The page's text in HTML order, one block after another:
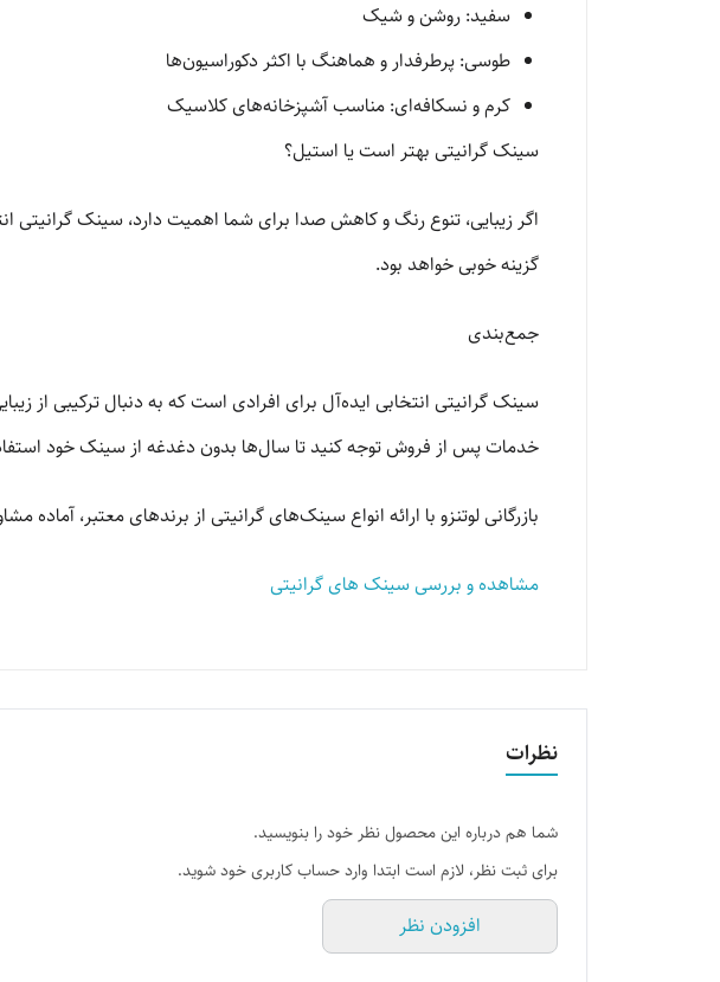
سفید: روشن و شیک
طوسی: پرطرفدار و هماهنگ با اکثر دکوراسیون‌ها
کرم و نسکافه‌ای: مناسب آشپزخانه‌های کلاسیک
سینک گرانیتی بهتر است یا استیل؟
اگر زیبایی، تنوع رنگ و کاهش صدا برای شما اهمیت دارد، سینک
گزینه خوبی خواهد بود.
جمع‌بندی
سینک گرانیتی انتخابی ایده‌آل برای افرادی است که به دنبال ترکیبی از
خدمات پس از فروش توجه کنید تا سال‌ها بدون دغدغه از سینک خود
بازرگانی لوتنزو با ارائه انواع سینک‌های گرانیتی از برندهای معتبر،
مشاهده و بررسی سینک های گرانیتی
نظرات
شما هم درباره این محصول نظر خود را بنویسید.
برای ثبت نظر، لازم است ابتدا وارد حساب کاربری خود شوید.
افزودن نظر